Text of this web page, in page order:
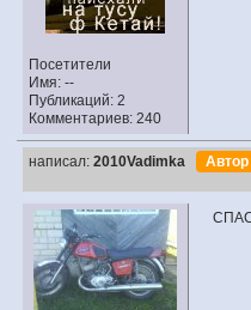
Посетители
Имя: --
Публикаций: 2
Комментариев: 240
написал: 2010Vadimka